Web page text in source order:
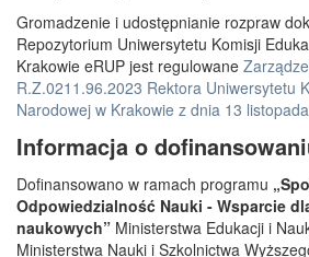
Gromadzenie i udostępnianie rozpraw
Repozytorium Uniwersytetu Komisji
Krakowie eRUP jest regulowane
R.Z.0211.96.2023 Rektora Uniwersytetu
Narodowej w Krakowie z dnia 13
Informacja o
Dofinansowano w ramach programu
Odpowiedzialność Nauki - Wsparcie
naukowych” Ministerstwa Edukacji i
Ministerstwa Nauki i Szkolnictwa